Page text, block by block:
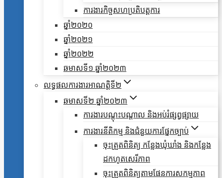
ការងារកិច្ចសហប្រតិបត្តការ
ឆ្នាំ២០២០
ឆ្នាំ២០២១
ឆ្នាំ២០២២
ឆមាសទី១ ឆ្នាំ២០២៣
លទ្ធផលការងារអាណត្តិទី២
ឆមាសទី២ ឆ្នាំ២០២៣
ការងារបណ្តុះបណ្តាល និងអប់រំផ្សព្វផ្សាយ
ការងារនីតិកម្ម និងជំនួយការផ្នែកច្បាប់
ចុះត្រួតពិនិត្យ កន្លែងឃុំឃាំង និងកន្លែង
ដកហូតសេរីភាព
ចុះត្រួតពិនិត្យតាមផែនការសកម្មភាព